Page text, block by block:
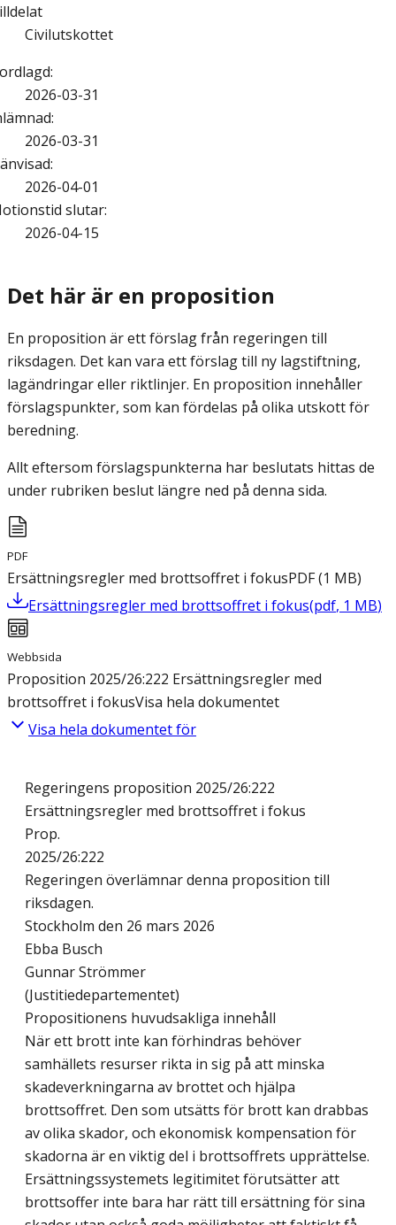
Civilutskottet
:
2026-03-31
:
2026-03-31
:
2026-04-01
slutar:
2026-04-15
Det här är en proposition
En proposition är ett förslag från regeringen till
riksdagen. Det kan vara ett förslag till ny lagstiftning,
lagändringar eller riktlinjer. En proposition innehåller
förslagspunkter, som kan fördelas på olika utskott för
beredning.
Allt eftersom förslagspunkterna har beslutats hittas de
under rubriken beslut längre ned på denna sida.
PDF
Ersättningsregler med brottsoffret i fokusPDF(1 MB)
Ersättningsregler med brottsoffret i fokus(pdf, 1 MB)
Webbsida
Proposition 2025/26:222 Ersättningsregler med
brottsoffret i fokusVisa hela dokumentet
Visa hela dokumentet för
Regeringens proposition 2025/26:222
Ersättningsregler med brottsoffret i fokus
Prop.
2025/26:222
Regeringen överlämnar denna proposition till
riksdagen.
Stockholm den 26 mars 2026
Ebba Busch
Gunnar Strömmer
(Justitiedepartementet)
Propositionens huvudsakliga innehåll
När ett brott inte kan förhindras behöver
samhällets resurser rikta in sig på att minska
skadeverkningarna av brottet och hjälpa
brottsoffret. Den som utsätts för brott kan drabbas
av olika skador, och ekonomisk kompensation för
skadorna är en viktig del i brottsoffrets upprättelse.
Ersättningssystemets legitimitet förutsätter att
brottsoffer inte bara har rätt till ersättning för sina